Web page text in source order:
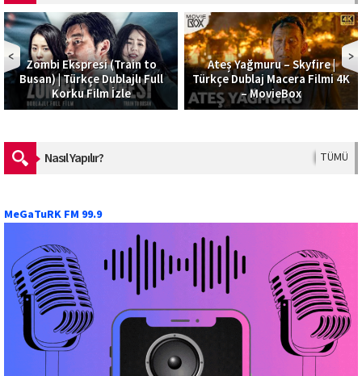
Zombi Ekspresi (Train to
Busan) | Türkçe Dublajlı Full
Korku Film İzle
Ateş Yağmuru – Skyfire |
Türkçe Dublaj Macera Filmi 4K
– MovieBox
Nasıl Yapılır? TÜMÜ
MeGaTuRK FM 99.9